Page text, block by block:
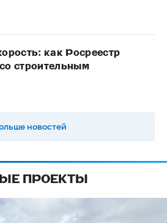
как Росреестр
строительным
новостей
ПРОЕКТЫ